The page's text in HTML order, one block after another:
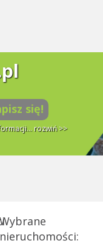
się!
rozwiń >>
Wybrane
nieruchomości: